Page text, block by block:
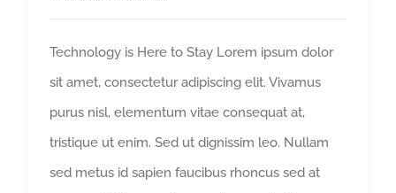
Technology is Here to Stay Lorem ipsum dolor
sit amet, consectetur adipiscing elit. Vivamus
purus nisl, elementum vitae consequat at,
tristique ut enim. Sed ut dignissim leo. Nullam
sed metus id sapien faucibus rhoncus sed at